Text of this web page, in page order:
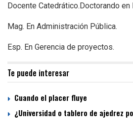
Docente Catedrático.Doctorando
Mag. En Administración Pública.
Esp. En Gerencia de proyectos.
Te puede interesar
Cuando el placer fluye
¿Universidad o tablero de ajedrez